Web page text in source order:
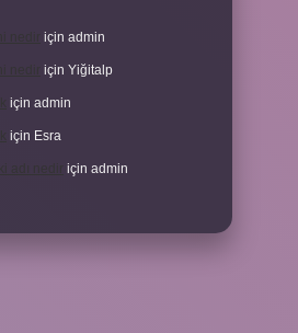
için admin
için Yiğitalp
için admin
için Esra
için admin